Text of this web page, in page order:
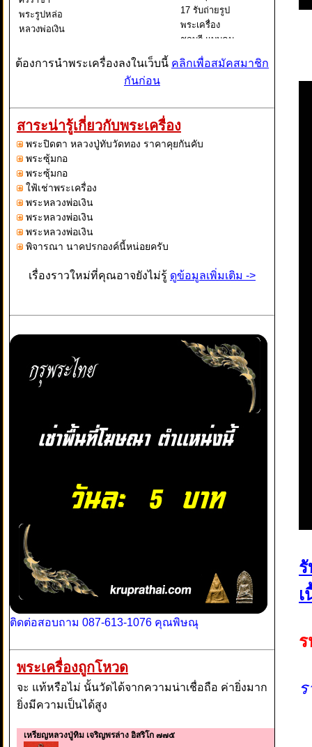
พระรูปหล่อ
หลวงพ่อเงิน
มองหาร้าน
ชลบุรี คุณ
สามารถใช้
บริการถ่ายรูป
ระเครื่องแ
17 รับถ่ายรูป
พระเครื่อง
ชลบุรี แบบคม
ต้องการนำพระเครื่องลงในเว็บนี้ คลิกเพื่อสมัคสมาชิก
กันก่อน
สาระน่ารู้เกี่ยวกับพระเครื่อง
พระปิดตา หลวงปู่ทับวัดทอง ราคาคุยกันคับ
พระซุ้มกอ
พระซุ้มกอ
ใฟ้เช่าพระเครื่อง
พระหลวงพ่อเงิน
พระหลวงพ่อเงิน
พระหลวงพ่อเงิน
พิจารณา นาคปรกองค์นี้หน่อยครับ
เรื่องราวใหม่ที่คุณอาจยังไม่รู้ ดูข้อมูลเพิ่มเติม ->
ติดต่อสอบถาม 087-613-1076 คุณพิษณุ
พระเครื่องถูกโหวด
จะ แท้หรือไม่ นั้นวัดได้จากความน่าเชื่อถือ ค่ายิ่งมาก
ยิ่งมีความเป็นได้สูง
เหรียญหลวงปู่ทิม เจริญพรล่าง อิสริโก ๗๗๕